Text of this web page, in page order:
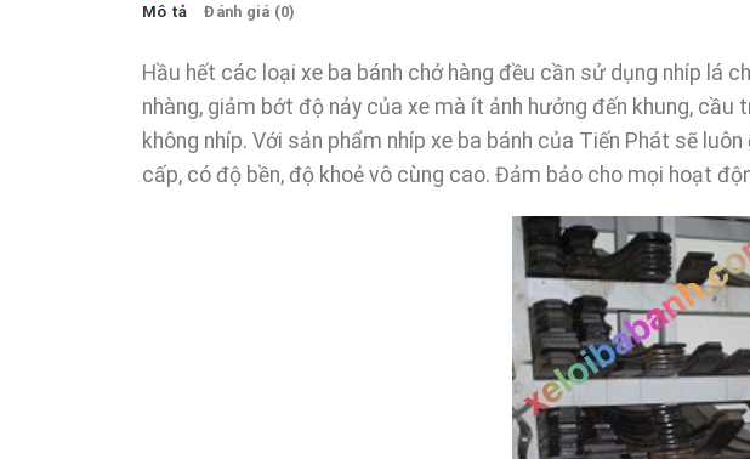
Mô tả Đánh giá (0)
Hầu hết các loại xe ba bánh chở hàng đều cần sử dụng nhíp lá
nhàng, giảm bớt độ nảy của xe mà ít ảnh hưởng đến khung,
không nhíp. Với sản phẩm nhíp xe ba bánh của Tiến Phát sẽ
cấp, có độ bền, độ khoẻ vô cùng cao. Đảm bảo cho mọi hoạt